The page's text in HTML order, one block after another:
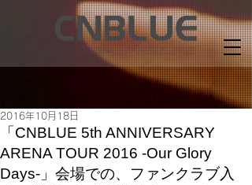
「CNBLUE 5th ANNIVERSARY
ARENA TOUR 2016 -Our Glory
Days-」会場での、ファンクラブ入
2016年10月18日